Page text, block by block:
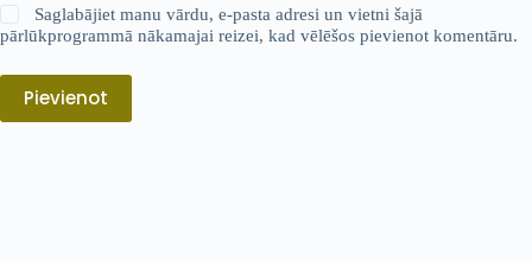
Saglabājiet manu vārdu, e-pasta adresi un vietni šajā
pārlūkprogrammā nākamajai reizei, kad vēlēšos pievienot komentāru.
Pievienot